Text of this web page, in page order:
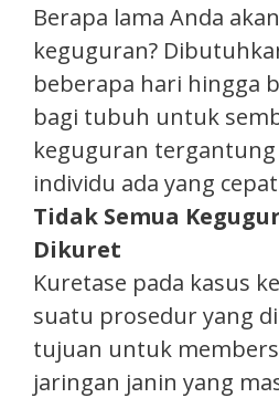
Berapa lama Anda
keguguran?
beberapa hari hingga
bagi tubuh untuk
keguguran
individu ada yang
Tidak Semua
Dikuret
Kuretase pada kasus
suatu prosedur yang
tujuan untuk
jaringan janin yang